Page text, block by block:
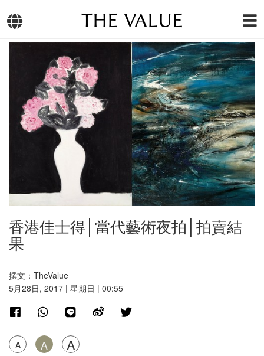
THE VALUE
香港佳士得│當代藝術夜拍│拍賣結
果
撰文：TheValue
5月28日, 2017 | 星期日 | 00:55
A A A